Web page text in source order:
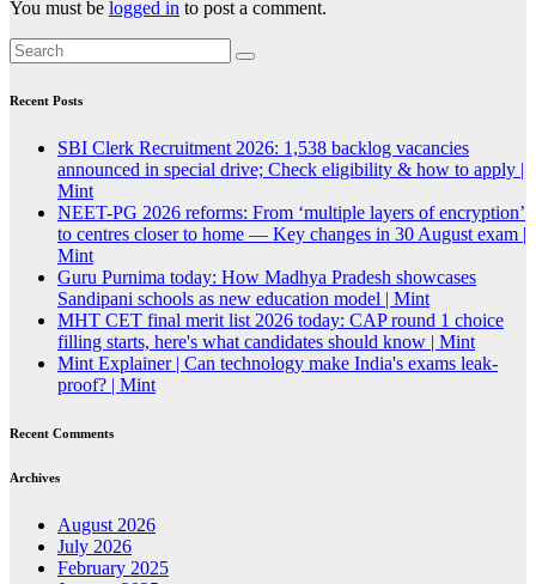
You must be logged in to post a comment.
Recent Posts
SBI Clerk Recruitment 2026: 1,538 backlog vacancies
announced in special drive; Check eligibility & how to apply |
Mint
NEET-PG 2026 reforms: From ‘multiple layers of encryption’
to centres closer to home — Key changes in 30 August exam |
Mint
Guru Purnima today: How Madhya Pradesh showcases
Sandipani schools as new education model | Mint
MHT CET final merit list 2026 today: CAP round 1 choice
filling starts, here's what candidates should know | Mint
Mint Explainer | Can technology make India's exams leak-
proof? | Mint
Recent Comments
Archives
August 2026
July 2026
February 2025